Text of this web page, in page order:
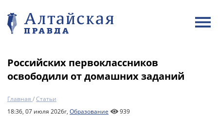
Российских первоклассников
освободили от домашних заданий
Главная /Статьи
18:36, 07 июля 2026г, Образование 939